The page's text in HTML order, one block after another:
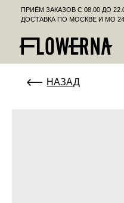
ПРИЁМ ЗАКАЗОВ С 08.00 ДО 22.00
ДОСТАВКА ПО МОСКВЕ И МО 24/7